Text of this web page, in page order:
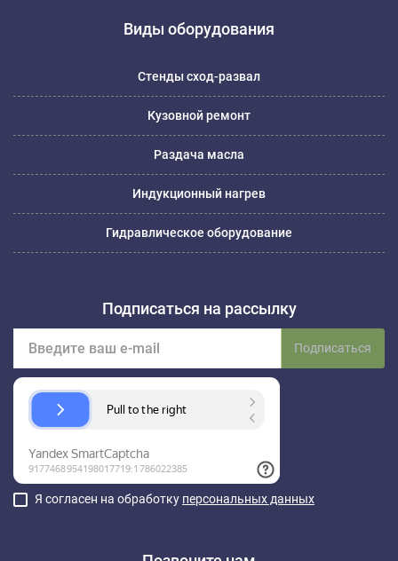
Виды оборудования
Стенды сход-развал
Кузовной ремонт
Раздача масла
Индукционный нагрев
Гидравлическое оборудование
Подписаться на рассылку
Подписаться
Я согласен на обработку персональных данных